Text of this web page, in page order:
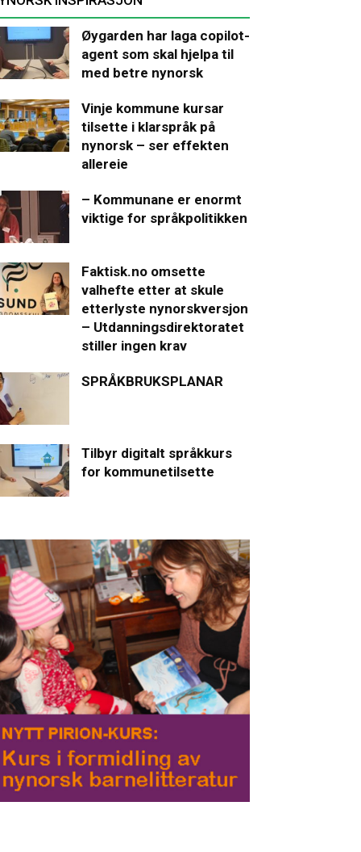
Øygarden har laga copilot-
agent som skal hjelpa til
med betre nynorsk
Vinje kommune kursar
tilsette i klarspråk på
nynorsk – ser effekten
allereie
– Kommunane er enormt
viktige for språkpolitikken
Faktisk.no omsette
valhefte etter at skule
etterlyste nynorskversjon
– Utdanningsdirektoratet
stiller ingen krav
SPRÅKBRUKSPLANAR
Tilbyr digitalt språkkurs
for kommunetilsette